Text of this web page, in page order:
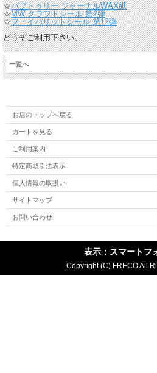
☆パプトゥリー ジャーナルWAX紙
☆MW クラフトシール 第2弾
☆フェイバリットシール 第12弾
どうぞご利用下さい。
一覧へ
お店のトップへ戻る
カートを見る
ご利用案内
特定商取引法表示
個人情報の取扱い
サイトマップ
お問い合わせ
表示：スマートフ
Copyright (C) FRECO All